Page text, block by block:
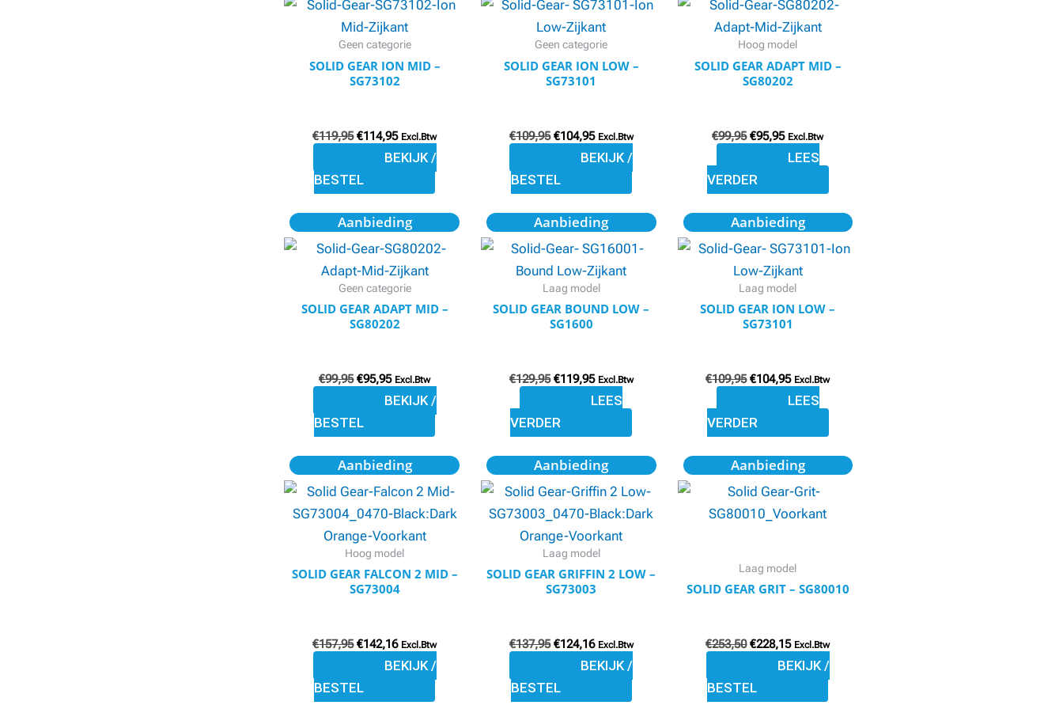
Geen categorie
SOLID GEAR ION MID –
SG73102
€119,95 €114,95 Excl.Btw
BEKIJK /
BESTEL
heeft
meerdere
variaties.
Deze
kan
gekozen
op
de
productpagina
Geen categorie
SOLID GEAR ION LOW –
SG73101
€109,95 €104,95 Excl.Btw
BEKIJK /
BESTEL
heeft
meerdere
variaties.
Deze
kan
gekozen
op
de
productpagina
Hoog model
SOLID GEAR ADAPT MID –
SG80202
€99,95 €95,95 Excl.Btw
LEES
VERDER
Aanbieding
Geen categorie
SOLID GEAR ADAPT MID –
SG80202
€99,95
Oorspronkelijke
prijs
was:
€99,95.
€95,95
Huidige
prijs
is:
€95,95.
Excl.Btw
BEKIJK /
BESTEL
Dit
product
heeft
meerdere
variaties.
Deze
kan
gekozen
op
de
productpagina
Aanbieding
Laag model
SOLID GEAR BOUND LOW –
SG1600
€129,95
Oorspronkelijke
prijs
was:
€129,95.
€119,95
Huidige
prijs
is:
€119,95.
Excl.Btw
LEES
VERDER
Aanbieding
Laag model
SOLID GEAR ION LOW –
SG73101
€109,95
Oorspronkelijke
prijs
was:
€109,95.
€104,95
Huidige
prijs
is:
€104,95.
Excl.Btw
LEES
VERDER
Aanbieding
Hoog model
SOLID GEAR FALCON 2 MID –
SG73004
€157,95
Oorspronkelijke
prijs
was:
€157,95.
€142,16
Huidige
prijs
is:
€142,16.
Excl.Btw
BEKIJK /
BESTEL
Dit
product
heeft
meerdere
variaties.
Deze
optie
gekozen
worden
de
Aanbieding
Laag model
SOLID GEAR GRIFFIN 2 LOW –
SG73003
€137,95
Oorspronkelijke
prijs
was:
€137,95.
€124,16
Huidige
prijs
is:
€124,16.
Excl.Btw
BEKIJK /
BESTEL
Dit
product
heeft
meerdere
variaties.
Deze
optie
gekozen
worden
de
Aanbieding
Laag model
SOLID GEAR GRIT – SG80010
€253,50
Oorspronkelijke
prijs
was:
€253,50.
€228,15
Huidige
prijs
is:
€228,15.
Excl.Btw
BEKIJK /
BESTEL
Dit
product
meerdere
Deze
optie
gekozen
worden
de